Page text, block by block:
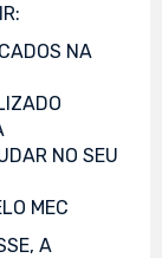
NA
NO SEU
MEC
A